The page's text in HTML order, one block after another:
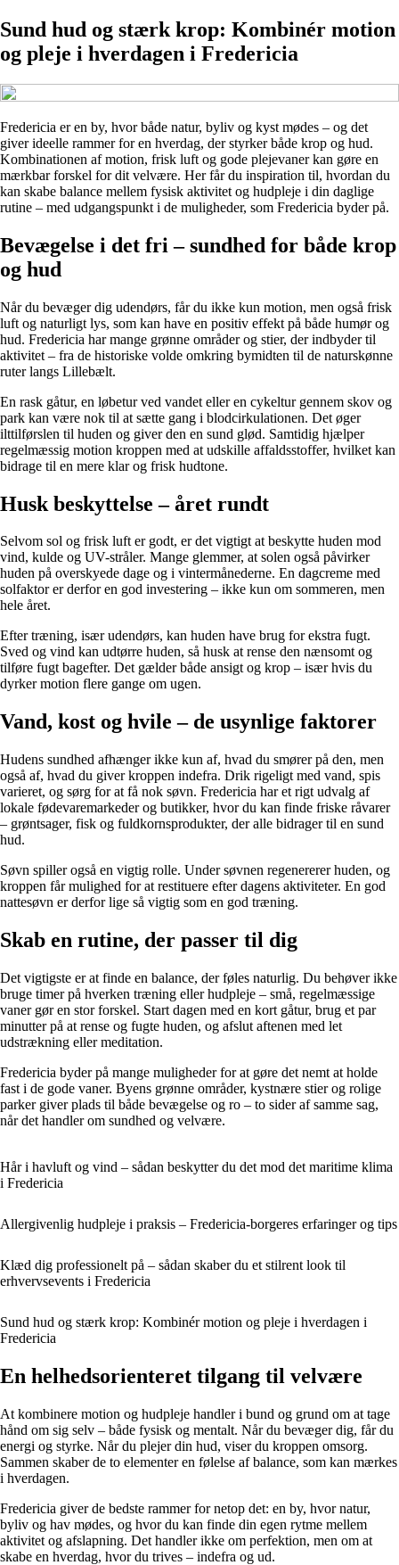
Sund hud og stærk krop: Kombinér motion
og pleje i hverdagen i Fredericia
Fredericia er en by, hvor både natur, byliv og kyst mødes – og det
giver ideelle rammer for en hverdag, der styrker både krop og hud.
Kombinationen af motion, frisk luft og gode plejevaner kan gøre en
mærkbar forskel for dit velvære. Her får du inspiration til, hvordan du
kan skabe balance mellem fysisk aktivitet og hudpleje i din daglige
rutine – med udgangspunkt i de muligheder, som Fredericia byder på.
Bevægelse i det fri – sundhed for både krop
og hud
Når du bevæger dig udendørs, får du ikke kun motion, men også frisk
luft og naturligt lys, som kan have en positiv effekt på både humør og
hud. Fredericia har mange grønne områder og stier, der indbyder til
aktivitet – fra de historiske volde omkring bymidten til de naturskønne
ruter langs Lillebælt.
En rask gåtur, en løbetur ved vandet eller en cykeltur gennem skov og
park kan være nok til at sætte gang i blodcirkulationen. Det øger
ilttilførslen til huden og giver den en sund glød. Samtidig hjælper
regelmæssig motion kroppen med at udskille affaldsstoffer, hvilket kan
bidrage til en mere klar og frisk hudtone.
Husk beskyttelse – året rundt
Selvom sol og frisk luft er godt, er det vigtigt at beskytte huden mod
vind, kulde og UV-stråler. Mange glemmer, at solen også påvirker
huden på overskyede dage og i vintermånederne. En dagcreme med
solfaktor er derfor en god investering – ikke kun om sommeren, men
hele året.
Efter træning, især udendørs, kan huden have brug for ekstra fugt.
Sved og vind kan udtørre huden, så husk at rense den nænsomt og
tilføre fugt bagefter. Det gælder både ansigt og krop – især hvis du
dyrker motion flere gange om ugen.
Vand, kost og hvile – de usynlige faktorer
Hudens sundhed afhænger ikke kun af, hvad du smører på den, men
også af, hvad du giver kroppen indefra. Drik rigeligt med vand, spis
varieret, og sørg for at få nok søvn. Fredericia har et rigt udvalg af
lokale fødevaremarkeder og butikker, hvor du kan finde friske råvarer
– grøntsager, fisk og fuldkornsprodukter, der alle bidrager til en sund
hud.
Søvn spiller også en vigtig rolle. Under søvnen regenererer huden, og
kroppen får mulighed for at restituere efter dagens aktiviteter. En god
nattesøvn er derfor lige så vigtig som en god træning.
Skab en rutine, der passer til dig
Det vigtigste er at finde en balance, der føles naturlig. Du behøver ikke
bruge timer på hverken træning eller hudpleje – små, regelmæssige
vaner gør en stor forskel. Start dagen med en kort gåtur, brug et par
minutter på at rense og fugte huden, og afslut aftenen med let
udstrækning eller meditation.
Fredericia byder på mange muligheder for at gøre det nemt at holde
fast i de gode vaner. Byens grønne områder, kystnære stier og rolige
parker giver plads til både bevægelse og ro – to sider af samme sag,
når det handler om sundhed og velvære.
Hår i havluft og vind – sådan beskytter du det mod det maritime klima
i Fredericia
Allergivenlig hudpleje i praksis – Fredericia-borgeres erfaringer og tips
Klæd dig professionelt på – sådan skaber du et stilrent look til
erhvervsevents i Fredericia
Sund hud og stærk krop: Kombinér motion og pleje i hverdagen i
Fredericia
En helhedsorienteret tilgang til velvære
At kombinere motion og hudpleje handler i bund og grund om at tage
hånd om sig selv – både fysisk og mentalt. Når du bevæger dig, får du
energi og styrke. Når du plejer din hud, viser du kroppen omsorg.
Sammen skaber de to elementer en følelse af balance, som kan mærkes
i hverdagen.
Fredericia giver de bedste rammer for netop det: en by, hvor natur,
byliv og hav mødes, og hvor du kan finde din egen rytme mellem
aktivitet og afslapning. Det handler ikke om perfektion, men om at
skabe en hverdag, hvor du trives – indefra og ud.